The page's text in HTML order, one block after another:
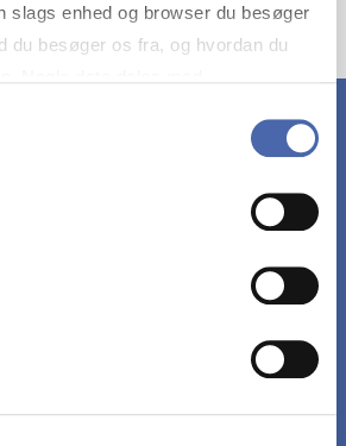
slags enhed og browser du besøger
du besøger os fra, og hvordan du
selv - og kan altid trække
WITH BUSINESS.